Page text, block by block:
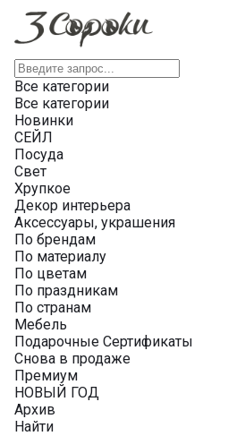
Все категории
Все категории
Новинки
СЕЙЛ
Посуда
Свет
Хрупкое
Декор интерьера
Аксессуары, украшения
По брендам
По материалу
По цветам
По праздникам
По странам
Мебель
Подарочные Сертификаты
Снова в продаже
Премиум
НОВЫЙ ГОД
Архив
Найти